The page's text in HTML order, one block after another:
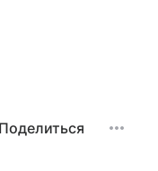
Поделиться